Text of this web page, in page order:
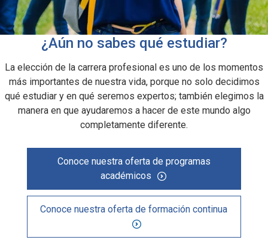
¿Aún no sabes qué estudiar?
La elección de la carrera profesional es uno de los momentos
más importantes de nuestra vida, porque no solo decidimos
qué estudiar y en qué seremos expertos; también elegimos la
manera en que ayudaremos a hacer de este mundo algo
completamente diferente.
Conoce nuestra oferta de programas
académicos
Conoce nuestra oferta de formación continua